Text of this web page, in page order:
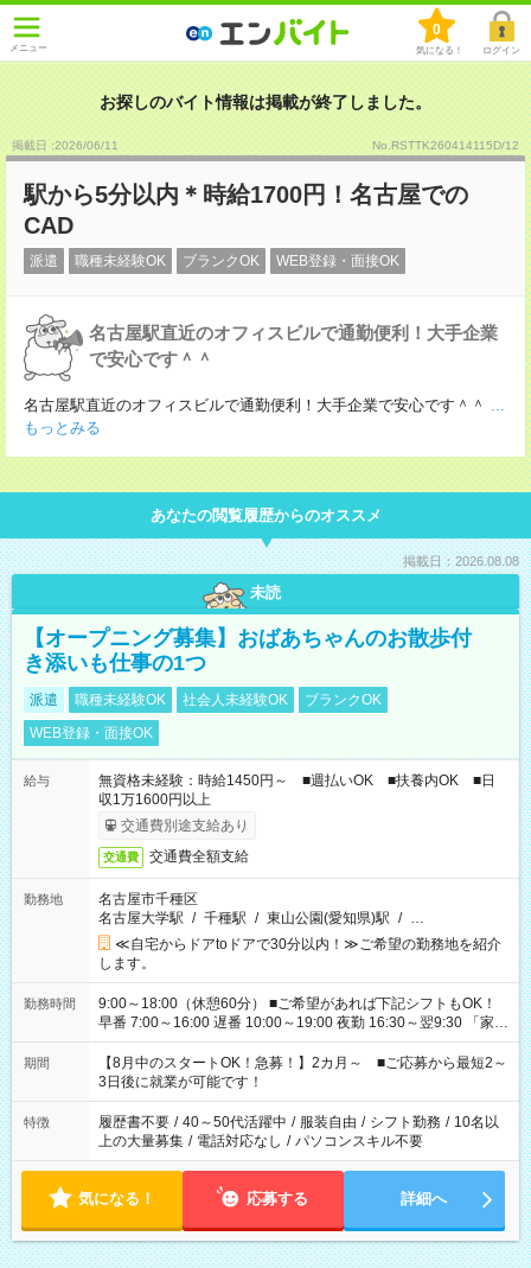
メニュー
0
気になる！ ログイン
お探しのバイト情報は掲載が終了しました。
掲載日 :2026/06/11 No.RSTTK260414115D/12
駅から5分以内＊時給1700円！名古屋での
CAD
派遣 職種未経験OK ブランクOK WEB登録・面接OK
名古屋駅直近のオフィスビルで通勤便利！大手企業
で安心です＾＾
名古屋駅直近のオフィスビルで通勤便利！大手企業で安心です＾＾ ...
もっとみる
あなたの閲覧履歴からのオススメ
掲載日：2026.08.08
未読
【オープニング募集】おばあちゃんのお散歩付
き添いも仕事の1つ
派遣 職種未経験OK 社会人未経験OK
ブランクOK
WEB登録・面接OK
給与
無資格未経験：時給1450円～ ■週払いOK ■扶養内OK ■日
収1万1600円以上
交通費別途支給あり
交通費 交通費全額支給
勤務地
名古屋市千種区
名古屋大学駅 / 千種駅 / 東山公園(愛知県)駅 / …
≪自宅からドアtoドアで30分以内！≫ご希望の勤務地を紹介
します。
勤務時間
9:00～18:00（休憩60分） ■ご希望があれば下記シフトもOK！
早番 7:00～16:00 遅番 10:00～19:00 夜勤 16:30～翌9:30 「家族
と休みを合わせたい」 「余裕を持って夕飯の準備がしたい」
「できれば残業はしたくない」 など、ご希望を教えてください
ね。 ※Wワーク希望の方へ 今ご覧のお仕事で希望する勤務時間
と、もう1つのお仕事の勤務時間。 合計で週40時間を超える場
合は応募できません。
期間
【8月中のスタートOK！急募！】2カ月～ ■ご応募から最短2～
3日後に就業が可能です！
特徴 履歴書不要 / 40～50代活躍中 / 服装自由 / シフト勤務 / 10名以
上の大量募集 / 電話対応なし / パソコンスキル不要
気になる！ 応募する 詳細へ